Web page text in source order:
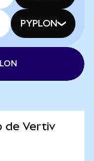
PYPLON
de Vertiv